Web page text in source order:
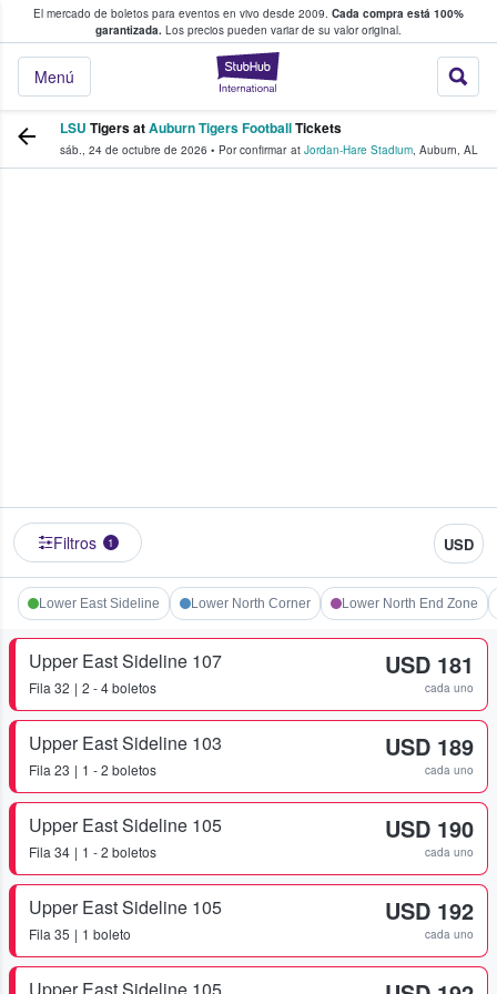
El mercado de boletos para eventos en vivo desde 2009. Cada compra está 100%
garantizada. Los precios pueden variar de su valor original.
StubHub: donde
Menú
fans compran y venden boletos
LSU Tigers atAuburn Tigers FootballTickets
sáb., 24 de octubre de 2026 • Por confirmar at Jordan-Hare Stadium, Auburn, AL
Filtros 1 USD
Lower East Sideline Lower North Corner Lower North End Zone
Upper East Sideline 107
Fila 32 2 - 4 boletos
USD 181
cada uno
Upper East Sideline 103
Fila 23 1 - 2 boletos
USD 189
cada uno
Upper East Sideline 105
Fila 34 1 - 2 boletos
USD 190
cada uno
Upper East Sideline 105
Fila 35 1 boleto
USD 192
cada uno